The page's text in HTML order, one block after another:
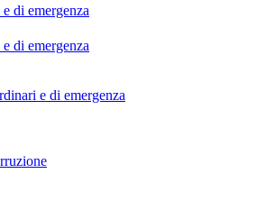
di emergenza
di emergenza
e di emergenza